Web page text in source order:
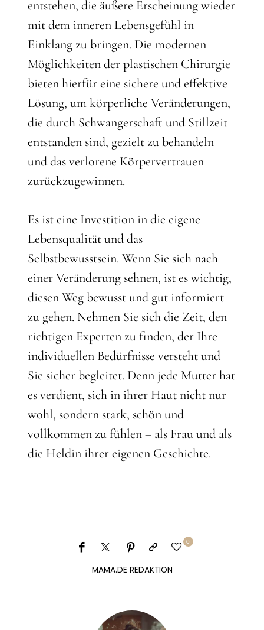
entstehen, die äußere Erscheinung wieder
mit dem inneren Lebensgefühl in
Einklang zu bringen. Die modernen
Möglichkeiten der plastischen Chirurgie
bieten hierfür eine sichere und effektive
Lösung, um körperliche Veränderungen,
die durch Schwangerschaft und Stillzeit
entstanden sind, gezielt zu behandeln
und das verlorene Körpervertrauen
zurückzugewinnen.
Es ist eine Investition in die eigene
Lebensqualität und das
Selbstbewusstsein. Wenn Sie sich nach
einer Veränderung sehnen, ist es wichtig,
diesen Weg bewusst und gut informiert
zu gehen. Nehmen Sie sich die Zeit, den
richtigen Experten zu finden, der Ihre
individuellen Bedürfnisse versteht und
Sie sicher begleitet. Denn jede Mutter hat
es verdient, sich in ihrer Haut nicht nur
wohl, sondern stark, schön und
vollkommen zu fühlen – als Frau und als
die Heldin ihrer eigenen Geschichte.
MAMA.DE REDAKTION
0